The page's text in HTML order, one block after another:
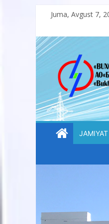
content
Juma, Avgust 7,
“Buxoro